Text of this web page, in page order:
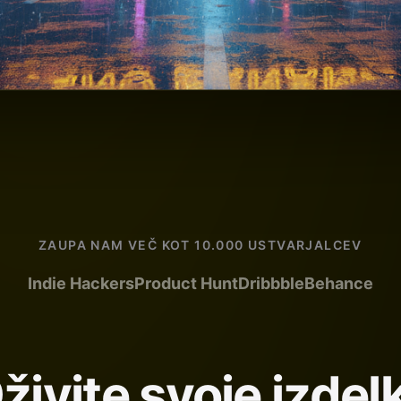
ZAUPA NAM VEČ KOT 10.000 USTVARJALCEV
Indie HackersProduct HuntDribbbleBehance